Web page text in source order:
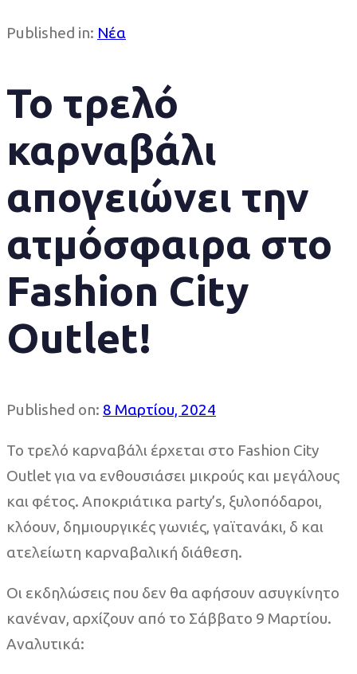
Published in: Νέα
Το τρελό
καρναβάλι
απογειώνει την
ατμόσφαιρα στο
Fashion City
Outlet!
Published on: 8 Μαρτίου, 2024
Το τρελό καρναβάλι έρχεται στο Fashion City
Outlet για να ενθουσιάσει μικρούς και μεγάλους
και φέτος. Αποκριάτικα party’s, ξυλοπόδαροι,
κλόουν, δημιουργικές γωνιές, γαϊτανάκι, δ και
ατελείωτη καρναβαλική διάθεση.
Οι εκδηλώσεις που δεν θα αφήσουν ασυγκίνητο
κανέναν, αρχίζουν από το Σάββατο 9 Μαρτίου.
Αναλυτικά: